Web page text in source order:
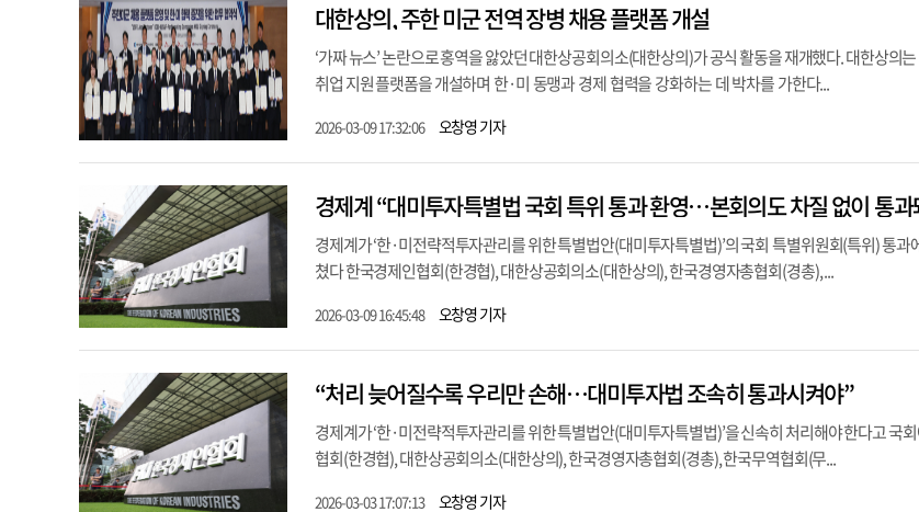
대한상의, 주한 미군 전역 장병 채용 플랫폼 개설
‘가짜 뉴스’ 논란으로 홍역을 앓았던 대한상공회의소(대한상의)가 공식 활동을 재개했다. 대한상의
취업 지원 플랫폼을 개설하며 한·미 동맹과 경제 협력을 강화하는 데 박차를 가한다...
2026-03-09 17:32:06 오창영 기자
경제계 “대미투자특별법 국회 특위 통과 환영…본회의도 차질 없이 통
경제계가 ‘한·미전략적투자관리를 위한 특별법안(대미투자특별법)’의 국회 특별위원회(특위) 통과
쳤다 한국경제인협회(한경협), 대한상공회의소(대한상의), 한국경영자총협회(경총), ...
2026-03-09 16:45:48 오창영 기자
“처리 늦어질수록 우리만 손해…대미투자법 조속히 통과시켜야”
경제계가 ‘한·미전략적투자관리를 위한 특별법안(대미투자특별법)’을 신속히 처리해야 한다고 국
협회(한경협), 대한상공회의소(대한상의), 한국경영자총협회(경총), 한국무역협회(무...
2026-03-03 17:07:13 오창영 기자